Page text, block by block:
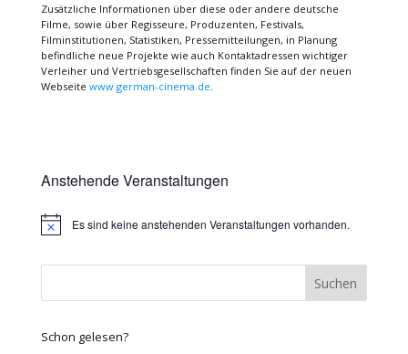
Zusätzliche Informationen über diese oder andere deutsche
Filme, sowie über Regisseure, Produzenten, Festivals,
Filminstitutionen, Statistiken, Pressemitteilungen, in Planung
befindliche neue Projekte wie auch Kontaktadressen wichtiger
Verleiher und Vertriebsgesellschaften finden Sie auf der neuen
Webseite www.german-cinema.de
Anstehende Veranstaltungen
HinweisEs sind keine anstehenden Veranstaltungen vorhanden.
Schon gelesen?